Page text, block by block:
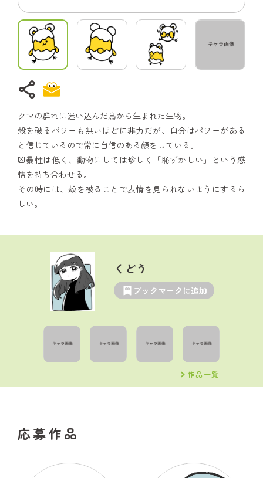
share
クマの群れに迷い込んだ鳥から生まれた生物。
殻を破るパワーも無いほどに非力だが、自分はパワーがある
と信じているので常に自信のある顔をしている。
凶暴性は低く、動物にしては珍しく「恥ずかしい」という感
情を持ち合わせる。
その時には、殻を被ることで表情を見られないようにするら
しい。
くどう
ブックマークに追加
作品一覧
応募作品